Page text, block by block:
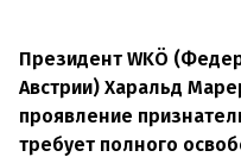
Президент WKÖ
Австрии) Харальд
проявление
требует полного